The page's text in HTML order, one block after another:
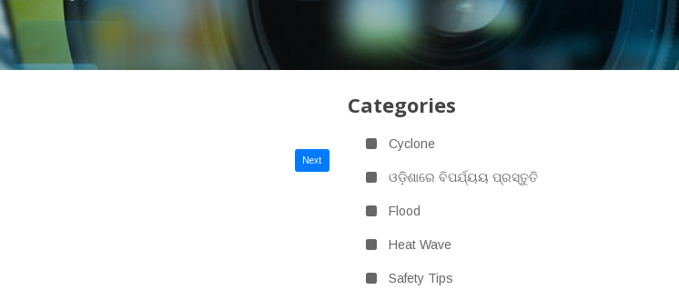
Next
Categories
Cyclone
ଓଡ଼ିଶାରେ ବିପର୍ଯ୍ୟୟ ପ୍ରସ୍ତୁତି
Flood
Heat Wave
Safety Tips